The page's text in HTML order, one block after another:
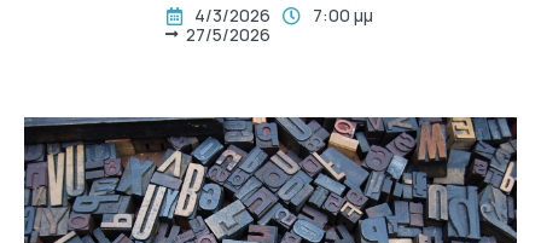
4/3/2026
27/5/2026
7:00 μμ